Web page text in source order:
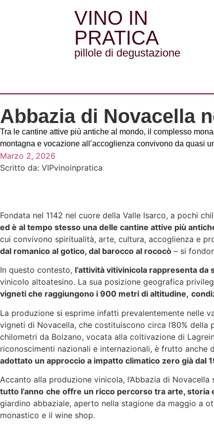
VINO IN
PRATICA
pillole di degustazione
Abbazia di Novacella
Tra le cantine attive più antiche al mondo, il complesso
montagna e vocazione all’accoglienza convivono da quasi
Marzo 2, 2026
Scritto da: VIPvinoinpratica
Fondata nel 1142 nel cuore della Valle Isarco, a pochi
ed è al tempo stesso una delle cantine attive più
cui convivono spiritualità, arte, cultura, accoglienza e
dal romanico al gotico, dal barocco al rococò – si
In questo contesto, l’attività vitivinicola rappresenta da
vinicolo altoatesino. La sua posizione geografica
vigneti che raggiungono i 900 metri di altitudine,
La produzione si esprime infatti prevalentemente nelle
vigneti di Novacella, che costituiscono circa l’80%
chilometri da Bolzano, vocata alla coltivazione di
riconoscimenti nazionali e internazionali, è frutto anche
adottato un approccio a impatto climatico zero già dal
Accanto alla produzione vinicola, l’Abbazia di Novacella
tutto l’anno che offre un ricco percorso tra arte, storia
giardino abbaziale, aperto nella stagione da maggio a
monastico e il wine shop.